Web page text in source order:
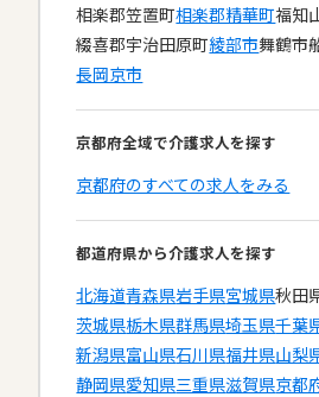
相楽郡笠置町相楽郡精華町福知
綴喜郡宇治田原町綾部市舞鶴市
長岡京市
京都府全域で介護求人を探す
京都府のすべての求人をみる
都道府県から介護求人を探す
北海道青森県岩手県宮城県秋田
茨城県栃木県群馬県埼玉県千葉
新潟県富山県石川県福井県山梨
静岡県愛知県三重県滋賀県京都